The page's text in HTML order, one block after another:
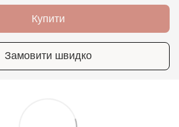
Купити
Замовити швидко